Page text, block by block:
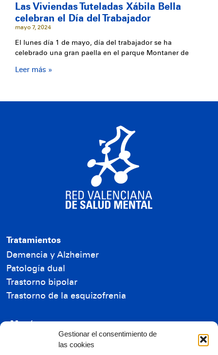
Gestionar el consentimiento de
las cookies
Las Viviendas Tuteladas Xábila Bella
celebran el Día del Trabajador
mayo 7, 2024
El lunes día 1 de mayo, día del trabajador se ha
celebrado una gran paella en el parque Montaner de
Leer más »
Tratamientos
Demencia y Alzheimer
Patología dual
Trastorno bipolar
Trastorno de la esquizofrenia
Menú
Residencia de Mayores